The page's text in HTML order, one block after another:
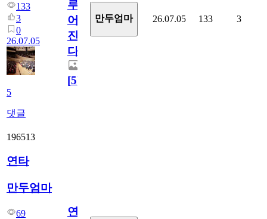
133
3
0
26.07.05
5
댓글
루
어
진
다.
[5]
만두엄마 26.07.05 133 3
196513
연타
만두엄마
69
연